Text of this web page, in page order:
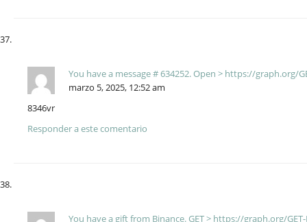
You have a message # 634252. Open > https://graph.org/
marzo 5, 2025, 12:52 am
8346vr
Responder a este comentario
You have a gift from Binance. GЕТ > https://graph.org/